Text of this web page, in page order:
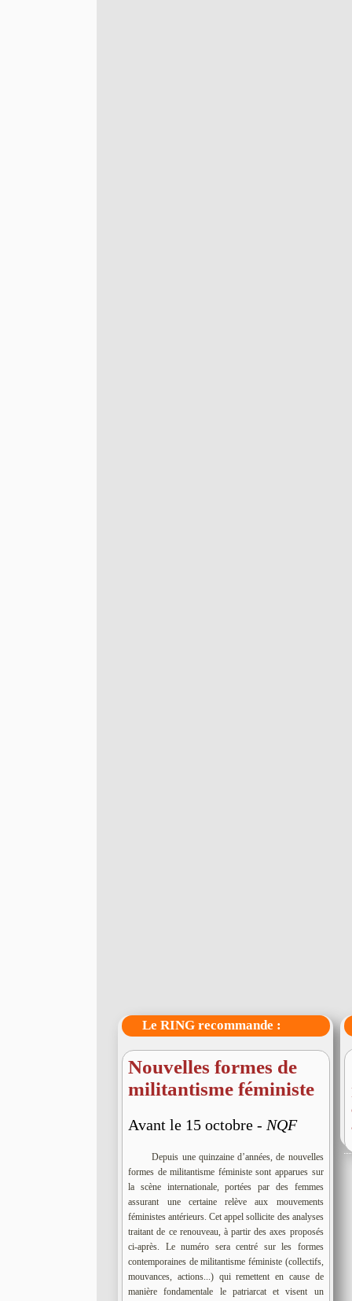
Le RING recommande :
Nouvelles formes de
militantisme féministe
Avant le 15 octobre - NQF
Depuis une quinzaine d’années, de nouvelles
formes de militantisme féministe sont apparues sur
la scène internationale, portées par des femmes
assurant une certaine relève aux mouvements
féministes antérieurs. Cet appel sollicite des analyses
traitant de ce renouveau, à partir des axes proposés
ci-après. Le numéro sera centré sur les formes
contemporaines de militantisme féministe (collectifs,
mouvances, actions...) qui remettent en cause de
manière fondamentale le patriarcat et visent un